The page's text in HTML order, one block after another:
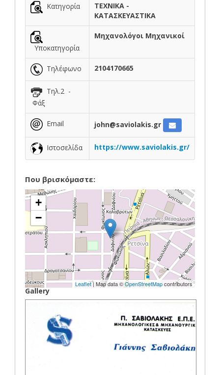
Κατηγορία
ΤΕΧΝΙΚΑ -
ΚΑΤΑΣΚΕΥΑΣΤΙΚΑ
Υποκατηγορία
Μηχανολόγοι Μηχανικοί
Τηλέφωνο 2104170665
Τηλ.2 -
Φάξ
Email john@saviolakis.gr
Ιστοσελίδα https://www.saviolakis.gr/
Που βρισκόμαστε:
+
−
Leaflet| Map data ©OpenStreetMapcontributors
Gallery